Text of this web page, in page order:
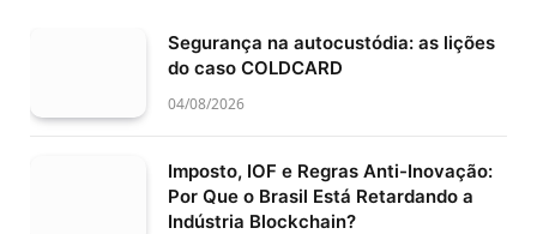
Segurança na autocustódia: as lições
do caso COLDCARD
04/08/2026
Imposto, IOF e Regras Anti-Inovação:
Por Que o Brasil Está Retardando a
Indústria Blockchain?